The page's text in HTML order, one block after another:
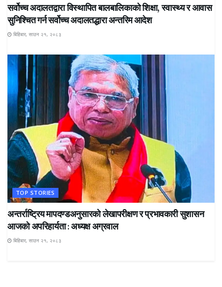
सर्वोच्च अदालतद्वारा विस्थापित बालबालिकाको शिक्षा, स्वास्थ्य र आवास
सुनिश्चित गर्न सर्वोच्च अदालतद्धारा अन्तरिम आदेश
बिहिबार, साउन २१, २०८३
TOP STORIES
अन्तर्राष्ट्रिय मापदण्डअनुसारको लेखापरीक्षण र प्रभावकारी सुशासन
आजको अपरिहार्यता : अध्यक्ष अग्रवाल
बिहिबार, साउन २१, २०८३